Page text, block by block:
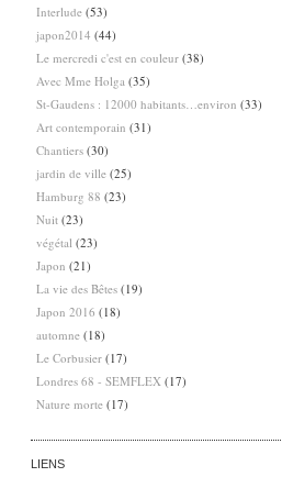
Interlude (53)
japon2014 (44)
Le mercredi c'est en couleur (38)
Avec Mme Holga (35)
St-Gaudens : 12000 habitants…environ (33)
Art contemporain (31)
Chantiers (30)
jardin de ville (25)
Hamburg 88 (23)
Nuit (23)
végétal (23)
Japon (21)
La vie des Bêtes (19)
Japon 2016 (18)
automne (18)
Le Corbusier (17)
Londres 68 - SEMFLEX (17)
Nature morte (17)
LIENS